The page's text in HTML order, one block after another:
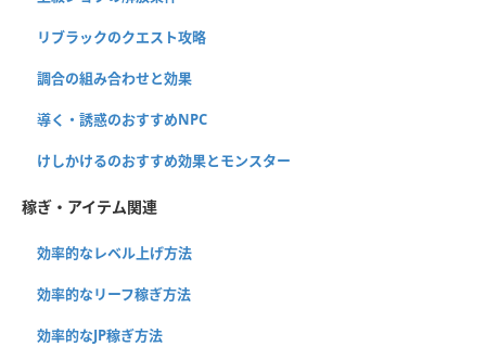
リブラックのクエスト攻略
調合の組み合わせと効果
導く・誘惑のおすすめNPC
けしかけるのおすすめ効果とモンスター
稼ぎ・アイテム関連
効率的なレベル上げ方法
効率的なリーフ稼ぎ方法
効率的なJP稼ぎ方法